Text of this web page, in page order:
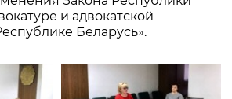
и адвокатской
Беларусь».